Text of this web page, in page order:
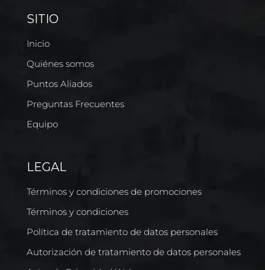
SITIO
Inicio
Quiénes somos
Puntos Aliados
Preguntas Frecuentes
Equipo
LEGAL
Términos y condiciones de promociones
Términos y condiciones
Política de tratamiento de datos personales
Autorización de tratamiento de datos personales